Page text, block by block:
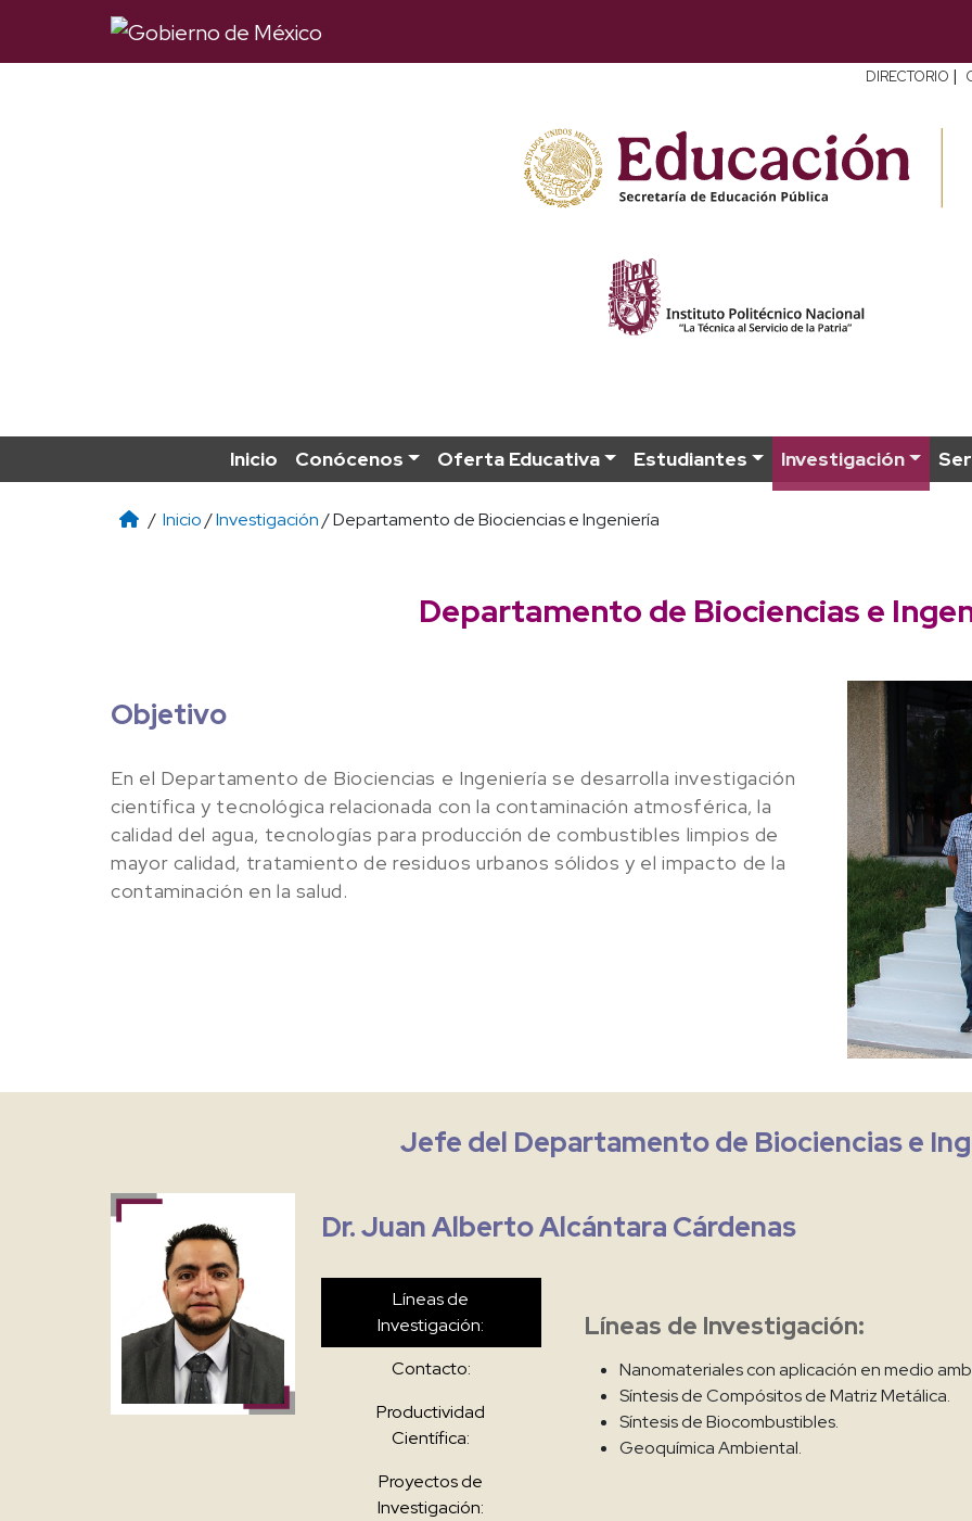
DIRECTORIO |
Inicio Conócenos Oferta Educativa Estudiantes Investigación
/ Inicio/Investigación/ Departamento de Biociencias e Ingeniería
Departamento de Biociencias e
Objetivo
En el Departamento de Biociencias e Ingeniería se desarrolla investigación
científica y tecnológica relacionada con la contaminación atmosférica, la
calidad del agua, tecnologías para producción de combustibles limpios de
mayor calidad, tratamiento de residuos urbanos sólidos y el impacto de la
contaminación en la salud.
Jefe del Departamento de Biociencias e
Dr. Juan Alberto Alcántara Cárdenas
Líneas de
Investigación:
Contacto:
Productividad
Científica:
Proyectos de
Investigación:
Líneas de Investigación:
Nanomateriales con aplicación en medio
Síntesis de Compósitos de Matriz Metálica.
Síntesis de Biocombustibles.
Geoquímica Ambiental.